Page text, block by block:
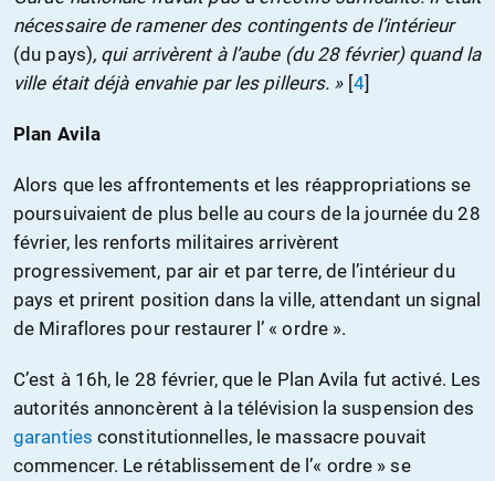
nécessaire de ramener des contingents de l’intérieur
(du pays), qui arrivèrent à l’aube (du 28 février) quand la
ville était déjà envahie par les pilleurs. »[4]
Plan Avila
Alors que les affrontements et les réappropriations se
poursuivaient de plus belle au cours de la journée du 28
février, les renforts militaires arrivèrent
progressivement, par air et par terre, de l’intérieur du
pays et prirent position dans la ville, attendant un signal
de Miraflores pour restaurer l’ « ordre ».
C’est à 16h, le 28 février, que le Plan Avila fut activé. Les
autorités annoncèrent à la télévision la suspension des
garanties constitutionnelles, le massacre pouvait
commencer. Le rétablissement de l’« ordre » se